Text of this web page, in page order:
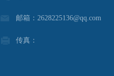
邮箱：2628225136@qq.com
传真：